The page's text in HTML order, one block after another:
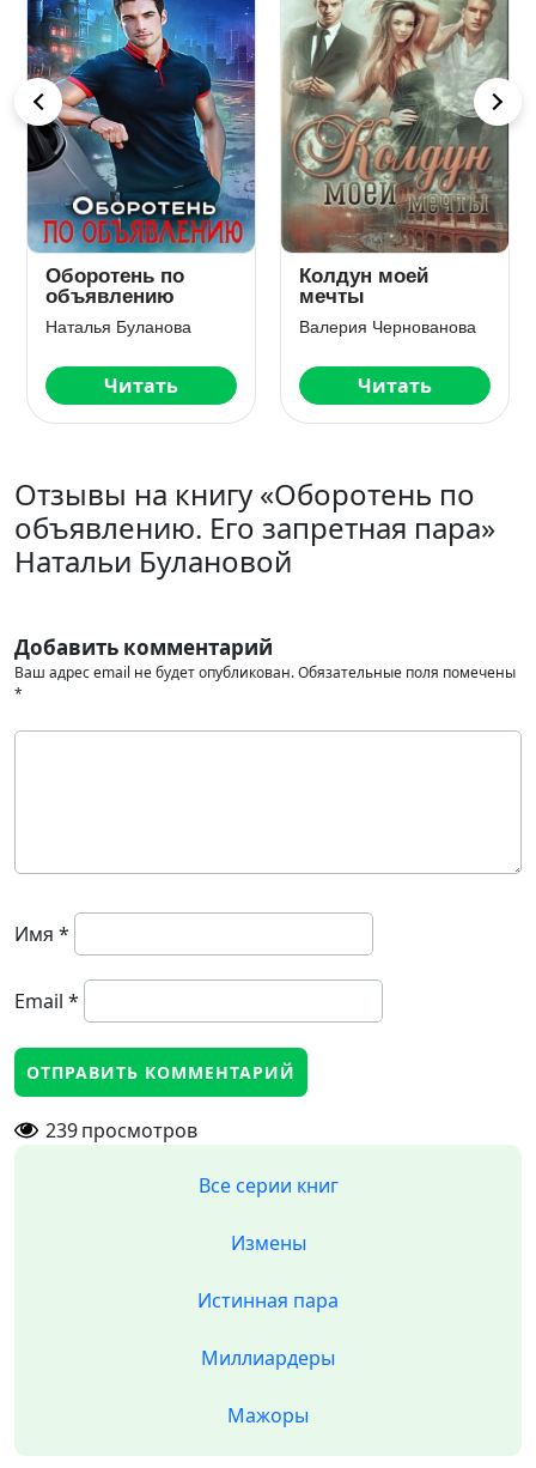
Колдун моей
мечты
Валерия Чернованова
Читать
Избранница
снежного альфы
Александра Салиева
Читать
Отзывы на книгу «Оборотень по
объявлению. Его запретная пара»
Натальи Булановой
Добавить комментарий
Ваш адрес email не будет опубликован.Обязательные поля помечены
*
Имя *
Email *
239просмотров
Все серии книг
Измены
Истинная пара
Миллиардеры
Мажоры